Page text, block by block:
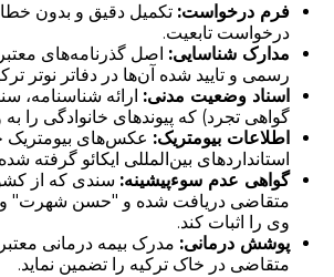
فرم درخواست: تکمیل دقیق و بدون
درخواست تابعیت.
مدارک شناسایی: اصل گذرنامه‌های
رسمی و تایید شده آن‌ها در دفاتر نوتر
اسناد وضعیت مدنی: ارائه شناسنامه،
گواهی تجرد) که پیوندهای خانوادگی را
اطلاعات بیومتریک: عکس‌های بیومتریک
استانداردهای بین‌المللی ایکائو گرفته
گواهی عدم سوءپیشینه: سندی که از
متقاضی دریافت شده و "حسن شهرت" و
وی را اثبات کند.
پوشش درمانی: مدرک بیمه درمانی
متقاضی در خاک ترکیه را تضمین نماید.